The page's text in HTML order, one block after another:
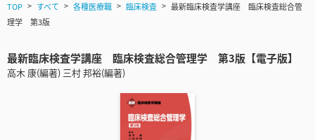
TOP すべて 各種医療職 臨床検査
最新臨床検査学講座 臨床検査総合管
理学 第3版
最新臨床検査学講座 臨床検査総合管理学 第3版【電子版】
高木 康(編著) 三村 邦裕(編著)